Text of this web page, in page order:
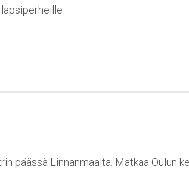
päässä Linnanmaalta. Matkaa Oulun